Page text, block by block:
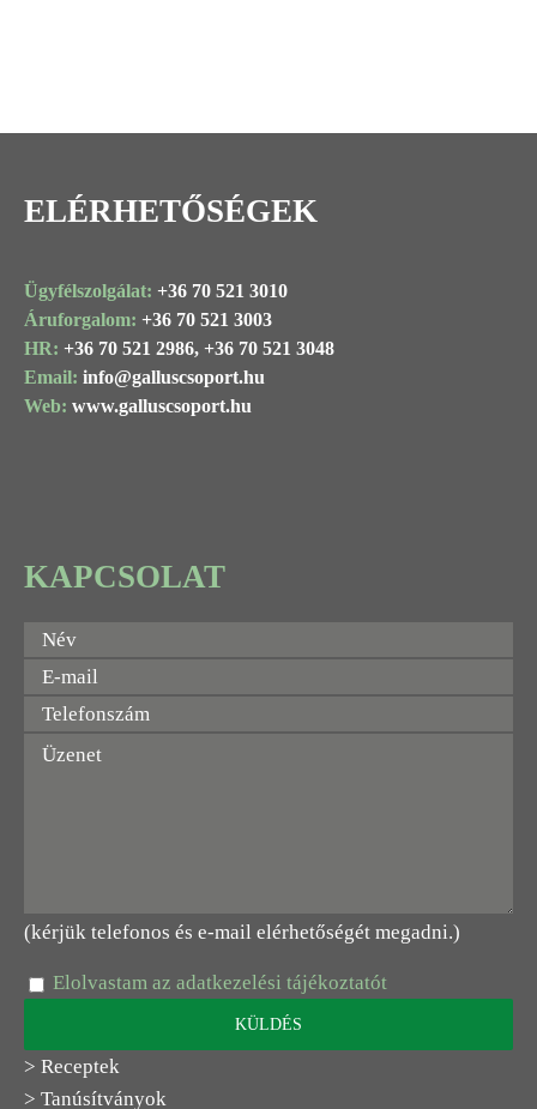
ELÉRHETŐSÉGEK
Ügyfélszolgálat: +36 70 521 3010
Áruforgalom: +36 70 521 3003
HR: +36 70 521 2986, +36 70 521 3048
Email: info@galluscsoport.hu
Web: www.galluscsoport.hu
KAPCSOLAT
(kérjük telefonos és e-mail elérhetőségét megadni.)
Elolvastam az adatkezelési tájékoztatót
> Receptek
> Tanúsítványok